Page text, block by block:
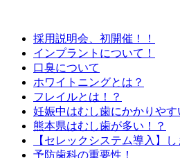
採用説明会、初開催！！
インプラントについて！
口臭について
ホワイトニングとは？
フレイルとは！？
妊娠中はむし歯にかかりやす
熊本県はむし歯が多い！？
【セレックシステム導入】し
予防歯科の重要性！